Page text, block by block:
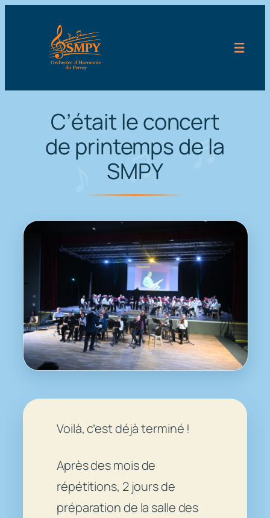
C’était le concert
de printemps de la
SMPY
Voilà, c’est déjà terminé !
Après des mois de
répétitions, 2 jours de
préparation de la salle des